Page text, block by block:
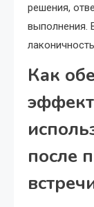
решения,
выполнения.
Как
после